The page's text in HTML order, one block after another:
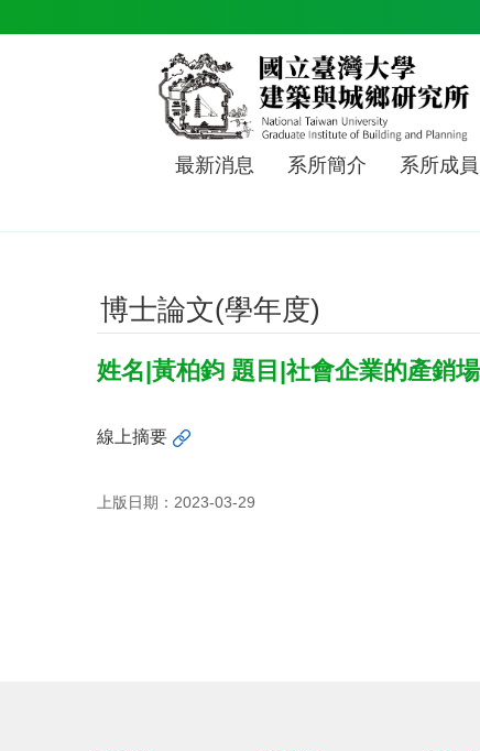
最新消息 系所簡介 系所成員
博士論文(學年度)
姓名|黃柏鈞 題目|社會企業的產銷
線上摘要
上版日期：2023-03-29